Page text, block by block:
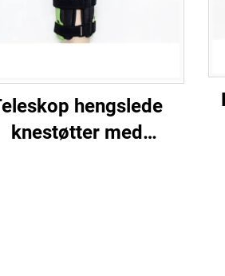
hengslede
knestøtter med